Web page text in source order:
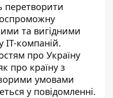
перетворити
та вигідними
IT-компаній.
про Україну
про країну з
умовами
у повідомленні.